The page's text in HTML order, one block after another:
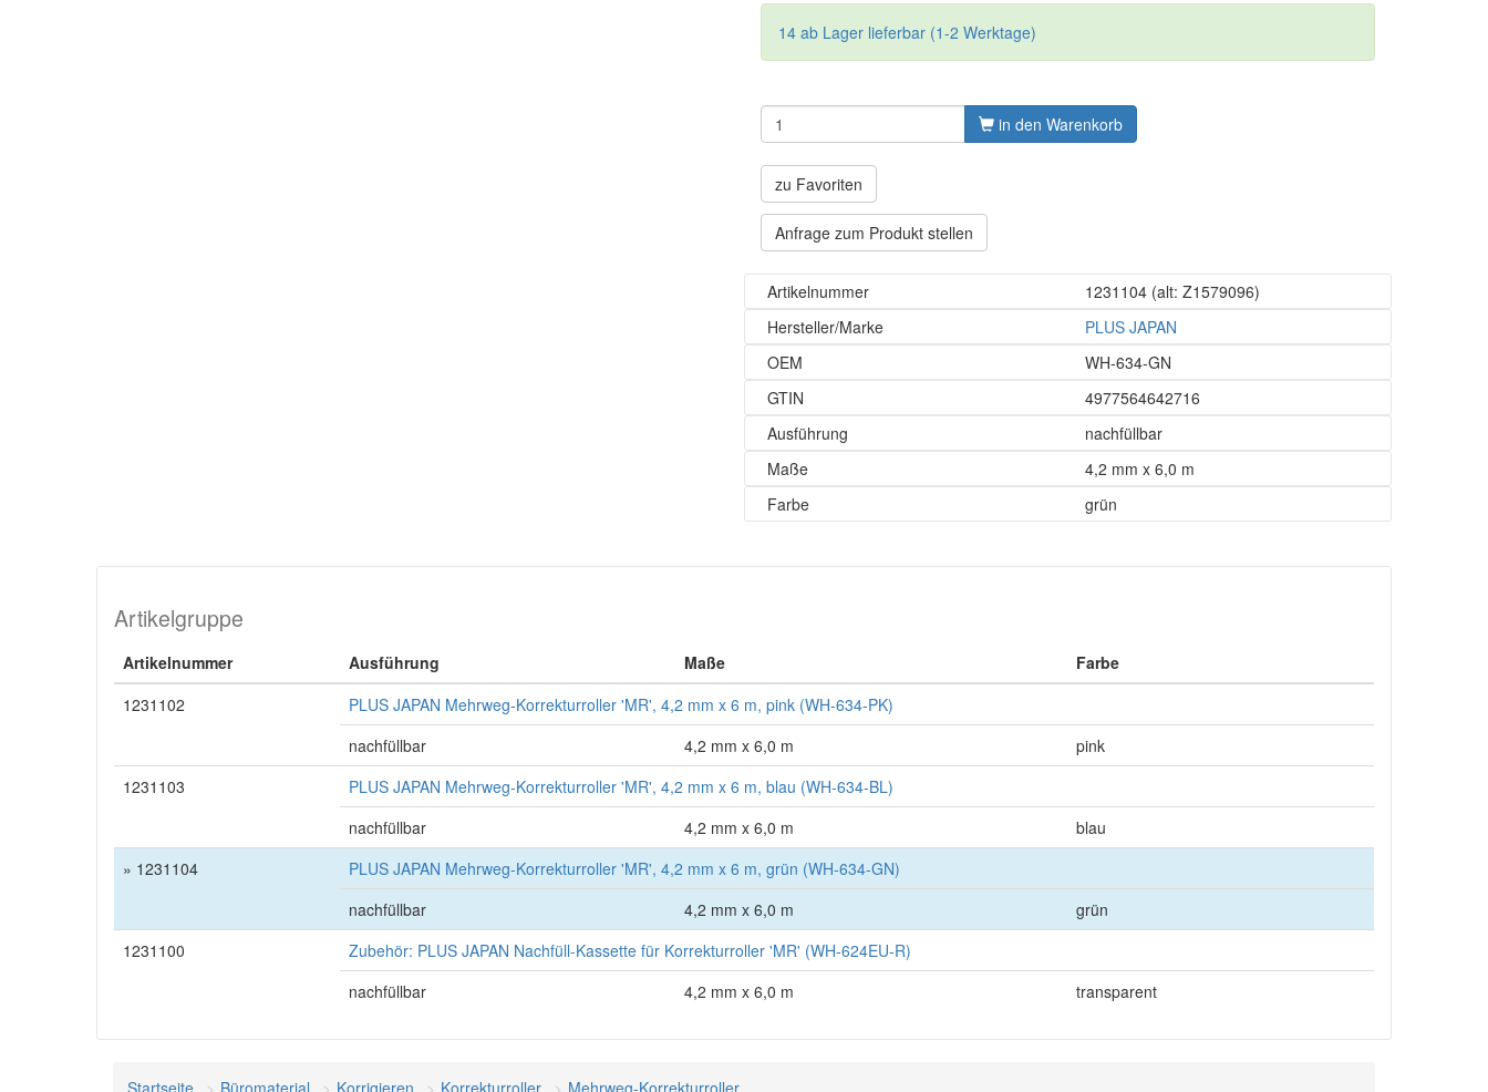
14 ab Lager lieferbar (1-2 Werktage)
in den Warenkorb
zu Favoriten
Anfrage zum Produkt stellen
Artikelnummer 1231104(alt: Z1579096)
Hersteller/Marke
PLUS JAPAN
OEM
WH-634-GN
GTIN
4977564642716
Ausführung
nachfüllbar
Maße
4,2 mm x 6,0 m
Farbe
grün
Artikelgruppe
Artikelnummer Ausführung Maße
Farbe
1231102
PLUS JAPAN Mehrweg-Korrekturroller 'MR', 4,2 mm x 6 m, pink (WH-634-PK)
nachfüllbar
4,2 mm x 6,0 m
pink
1231103
PLUS JAPAN Mehrweg-Korrekturroller 'MR', 4,2 mm x 6 m, blau (WH-634-BL)
nachfüllbar
4,2 mm x 6,0 m
blau
» 1231104
PLUS JAPAN Mehrweg-Korrekturroller 'MR', 4,2 mm x 6 m, grün (WH-634-GN)
nachfüllbar
4,2 mm x 6,0 m
grün
1231100
Zubehör: PLUS JAPAN Nachfüll-Kassette für Korrekturroller 'MR' (WH-624EU-R)
nachfüllbar
4,2 mm x 6,0 m transparent
Startseite Büromaterial Korrigieren Korrekturroller Mehrweg-Korrekturroller